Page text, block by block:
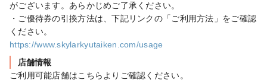
がございます。あらかじめご了承ください。
・ご優待券の引換方法は、下記リンクの「ご利用方法」をご確認
https://www.skylarkyutaiken.com/usage
店舗情報